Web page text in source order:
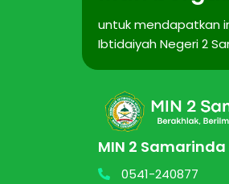
untuk mendapatkan
Ibtidaiyah Negeri 2
MIN 2 Samarinda
0541-240877